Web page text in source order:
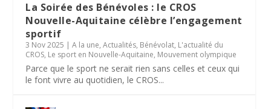
La Soirée des Bénévoles : le CROS
Nouvelle-Aquitaine célèbre l’engagement
sportif
3 Nov 2025 |A la une,Actualités, Bénévolat, L'actualité du
CROS, Le sport en Nouvelle-Aquitaine, Mouvement olympique
Parce que le sport ne serait rien sans celles et ceux qui
le font vivre au quotidien, le CROS...